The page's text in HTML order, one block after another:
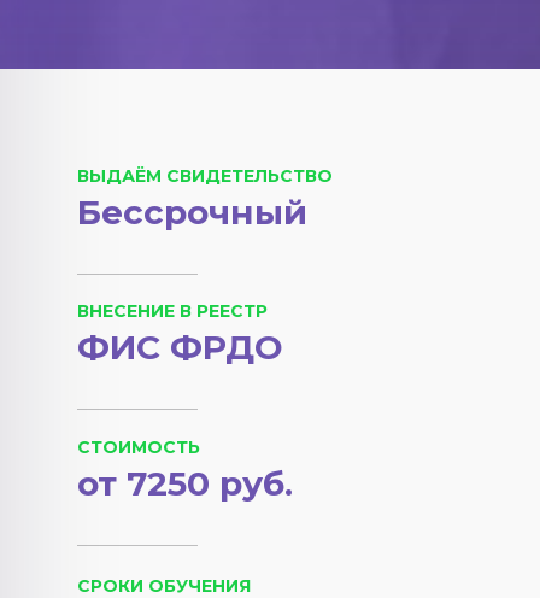
ВЫДАЁМ СВИДЕТЕЛЬСТВО
Бессрочный
ВНЕСЕНИЕ В РЕЕСТР
ФИС ФРДО
СРОКИ ОБУЧЕНИЯ
СТОИМОСТЬ
от 7250 руб.